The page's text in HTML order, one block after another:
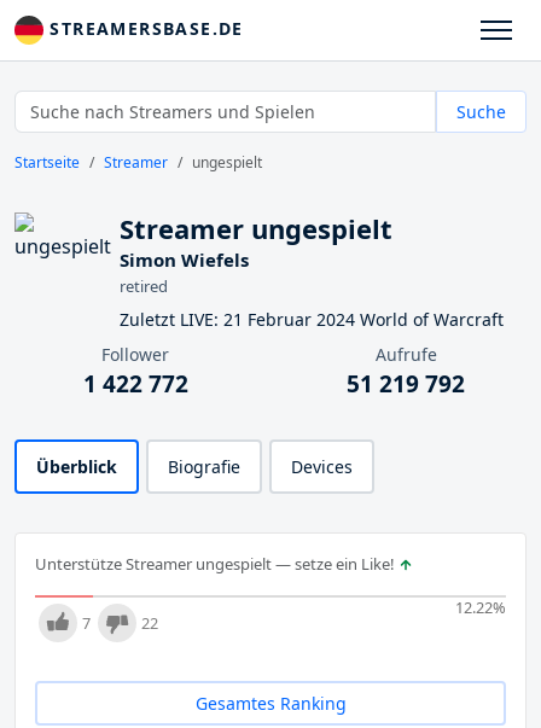
STREAMERSBASE.DE
Suche
Startseite Streamer ungespielt
Streamer ungespielt
Simon Wiefels
retired
Zuletzt LIVE: 21 Februar 2024 World of Warcraft
Follower
1 422 772
Aufrufe
51 219 792
Überblick Biografie Devices
Unterstütze Streamer ungespielt — setze ein Like!
12.22%
7 22
Gesamtes Ranking